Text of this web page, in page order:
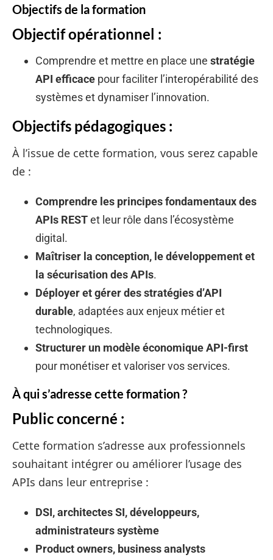
Objectifs de la formation
Objectif opérationnel :
Comprendre et mettre en place une stratégie
API efficace pour faciliter l’interopérabilité des
systèmes et dynamiser l’innovation.
Objectifs pédagogiques :
À l’issue de cette formation, vous serez capable
de :
Comprendre les principes fondamentaux des
APIs RESTet leur rôle dans l’écosystème
digital.
Maîtriser la conception, le développement et
la sécurisation des APIs.
Déployer et gérer des stratégies d’API
durable, adaptées aux enjeux métier et
technologiques.
Structurer un modèle économique API-first
pour monétiser et valoriser vos services.
À qui s’adresse cette formation ?
Public concerné :
Cette formation s’adresse aux professionnels
souhaitant intégrer ou améliorer l’usage des
APIs dans leur entreprise :
DSI, architectes SI, développeurs,
administrateurs système
Product owners, business analysts